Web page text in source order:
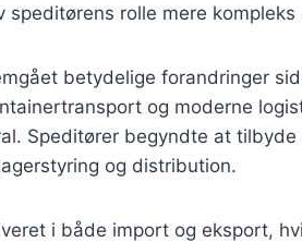
rolle mere kompleks
betydelige forandringer
og moderne
Speditører begyndte at tilbyde
og distribution.
i både import og eksport,